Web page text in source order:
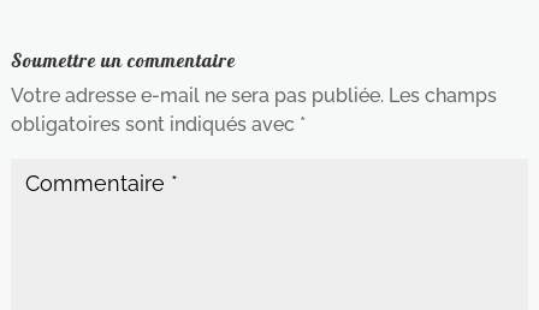
Soumettre un commentaire
Votre adresse e-mail ne sera pas publiée. Les champs
obligatoires sont indiqués avec *